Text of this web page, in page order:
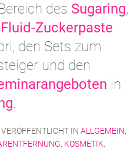
des Sugaring,
Fluid-Zuckerpaste
den Sets zum
und den
in
.
. VERÖFFENTLICHT IN ALLGEMEIN,
, KOSMETIK,